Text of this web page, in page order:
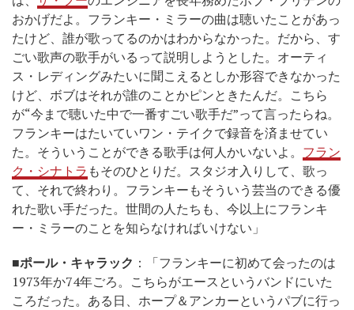
おかげだよ。フランキー・ミラーの曲は聴いたことがあっ
たけど、誰が歌ってるのかはわからなかった。だから、す
ごい歌声の歌手がいるって説明しようとした。オーティ
ス・レディングみたいに聞こえるとしか形容できなかった
けど、ボブはそれが誰のことかピンときたんだ。こちら
が“今まで聴いた中で一番すごい歌手だ”って言ったらね。
フランキーはたいていワン・テイクで録音を済ませてい
た。そういうことができる歌手は何人かいないよ。 フラン
ク・シナトラ もそのひとりだ。スタジオ入りして、歌っ
て、それで終わり。フランキーもそういう芸当のできる優
れた歌い手だった。世間の人たちも、今以上にフランキ
ー・ミラーのことを知らなければいけない」
■ポール・キャラック ：「フランキーに初めて会ったのは
1973年か74年ごろ。こちらがエースというバンドにいた
ころだった。ある日、ホープ＆アンカーというパブに行っ